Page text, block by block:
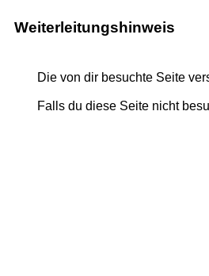
Weiterleitungshinweis
Die von dir besuchte Seite
Falls du diese Seite nicht